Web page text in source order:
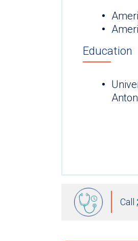
Education
Call